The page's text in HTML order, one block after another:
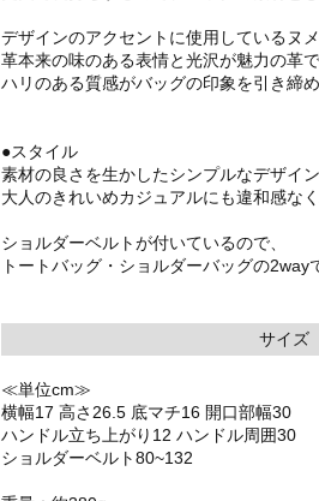
デザインのアクセントに使用しているヌ
革本来の味のある表情と光沢が魅力の革で
ハリのある質感がバッグの印象を引き締
●スタイル
素材の良さを生かしたシンプルなデザイン
大人のきれいめカジュアルにも違和感なく
ショルダーベルトが付いているので、
トートバッグ・ショルダーバッグの2way
サイズ
≪単位cm≫
横幅17 高さ26.5 底マチ16 開口部幅30
ハンドル立ち上がり12 ハンドル周囲30
ショルダーベルト80~132